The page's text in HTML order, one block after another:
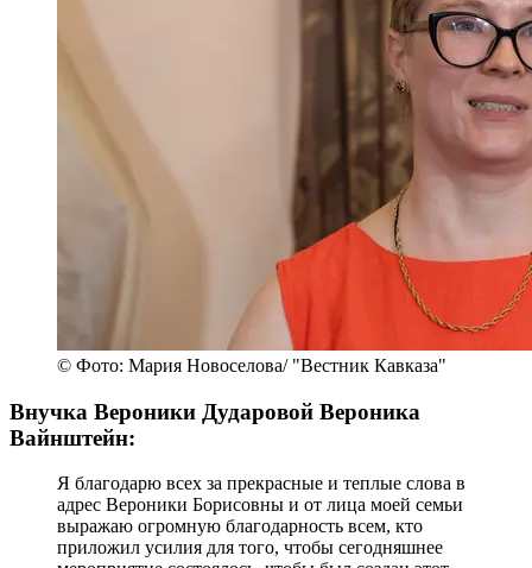
© Фото: Мария Новоселова/ "Вестник Кавказа"
Внучка Вероники Дударовой Вероника
Вайнштейн:
Я благодарю всех за прекрасные и теплые слова в
адрес Вероники Борисовны и от лица моей семьи
выражаю огромную благодарность всем, кто
приложил усилия для того, чтобы сегодняшнее